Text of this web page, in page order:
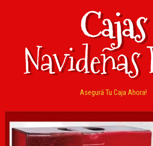
Cajas
Navideñas
Asegurá Tu Caja Ahora!